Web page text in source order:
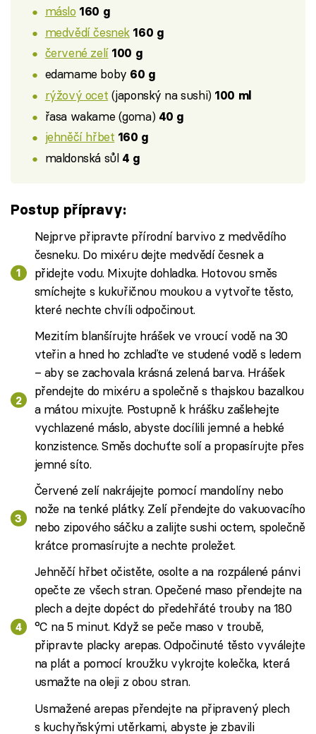
máslo 160 g
medvědí česnek 160 g
červené zelí 100 g
edamame boby 60 g
rýžový ocet (japonský na sushi) 100 ml
řasa wakame (goma) 40 g
jehněčí hřbet 160 g
maldonská sůl 4 g
Postup přípravy:
Nejprve připravte přírodní barvivo z medvědího
česneku. Do mixéru dejte medvědí česnek a
přidejte vodu. Mixujte dohladka. Hotovou směs
smíchejte s kukuřičnou moukou a vytvořte těsto,
které nechte chvíli odpočinout.
Mezitím blanšírujte hrášek ve vroucí vodě na 30
vteřin a hned ho zchlaďte ve studené vodě s ledem
– aby se zachovala krásná zelená barva. Hrášek
přendejte do mixéru a společně s thajskou bazalkou
a mátou mixujte. Postupně k hrášku zašlehejte
vychlazené máslo, abyste docílili jemné a hebké
konzistence. Směs dochuťte solí a propasírujte přes
jemné síto.
Červené zelí nakrájejte pomocí mandolíny nebo
nože na tenké plátky. Zelí přendejte do vakuovacího
nebo zipového sáčku a zalijte sushi octem, společně
krátce promasírujte a nechte proležet.
Jehněčí hřbet očistěte, osolte a na rozpálené pánvi
opečte ze všech stran. Opečené maso přendejte na
plech a dejte dopéct do předehřáté trouby na 180
°C na 5 minut. Když se peče maso v troubě,
připravte placky arepas. Odpočinuté těsto vyválejte
na plát a pomocí kroužku vykrojte kolečka, která
usmažte na oleji z obou stran.
Usmažené arepas přendejte na připravený plech
s kuchyňskými utěrkami, abyste je zbavili